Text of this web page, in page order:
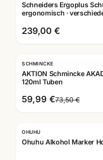
Schneiders Ergoplus
ergonomisch ·
239,00 €
SCHMINCKE
AKTION Schmincke
120ml Tuben
59,99 €73,50 €
OHUHU
Ohuhu Alkohol Marker